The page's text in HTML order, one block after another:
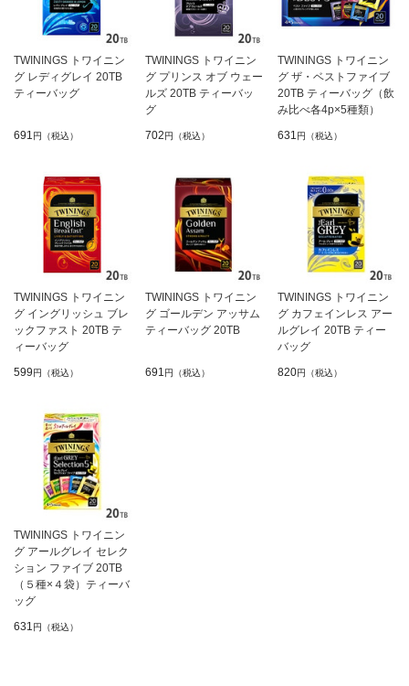
TWININGS トワイニン
グ レディグレイ 20TB
ティーバッグ
691 円（税込）
TWININGS トワイニン
グ プリンス オブ ウェー
ルズ 20TB ティーバッ
グ
702円（税込）
TWININGS トワイニン
グ ザ・ベストファイブ
20TB ティーバッグ（飲
み比べ各4p×5種類）
631 円（税込）
TWININGS トワイニン
グ イングリッシュ ブレ
ックファスト 20TB テ
ィーバッグ
599円（税込）
TWININGS トワイニン
グ ゴールデン アッサム
ティーバッグ 20TB
691円（税込）
TWININGS トワイニン
グ カフェインレス アー
ルグレイ 20TB ティー
バッグ
820円（税込）
TWININGS トワイニン
グ アールグレイ セレク
ション ファイブ 20TB
（５種×４袋）ティーバ
ッグ
631 円（税込）